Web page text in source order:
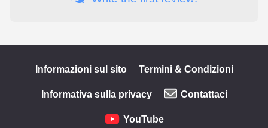
Informazioni sul sito Termini & Condizioni
Informativa sulla privacy Contattaci
YouTube